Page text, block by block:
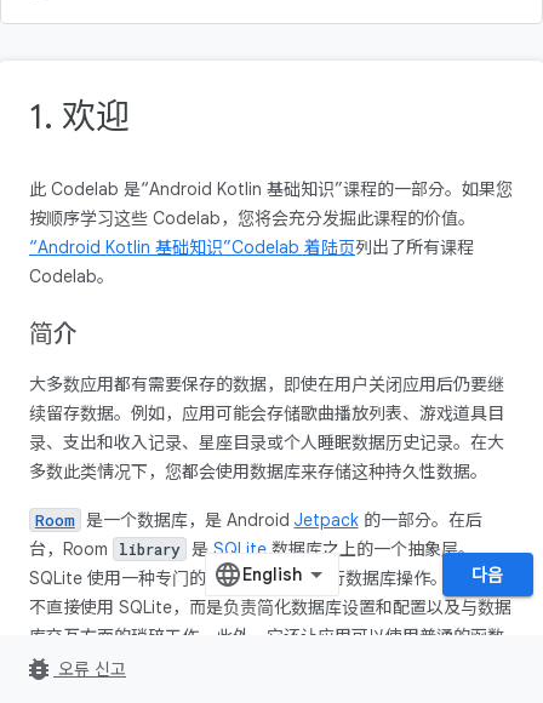
1. 欢迎
此 Codelab 是“Android Kotlin 基础知识”课程的一部分。如果您
按顺序学习这些 Codelab，您将会充分发掘此课程的价值。
“Android Kotlin 基础知识”Codelab 着陆页列出了所有课程
Codelab。
简介
大多数应用都有需要保存的数据，即使在用户关闭应用后仍要继
续留存数据。例如，应用可能会存储歌曲播放列表、游戏道具目
录、支出和收入记录、星座目录或个人睡眠数据历史记录。在大
多数此类情况下，您都会使用数据库来存储这种持久性数据。
Room 是一个数据库，是 Android Jetpack的一部分。在后
台，Room
library 是 SQLite数据库之上的一个抽象层。
SQLite 使用一种专门的语言 (SQL) 来执行数据库操作。Room 并
不直接使用 SQLite，而是负责简化数据库设置和配置以及与数据
库交互方面的琐碎工作。此外，它还让应用可以使用普通的函数
调用与数据库进行交互。Room 还具有查询语法，可用于搜索数
다음
bug_report 오류 신고